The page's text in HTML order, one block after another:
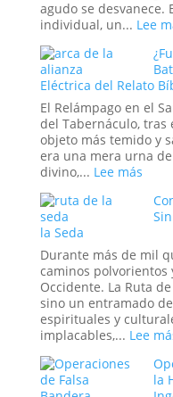
agudo se desvanece.
individual, un... Lee
Eléctrica del Relato
El Relámpago en el
del Tabernáculo, tras
objeto más temido y
era una mera urna
divino,... Lee más:
Arca
la
una
La
del
la Seda
Durante más de mil
caminos
Occidente. La Ruta
sino un entramado
espirituales y
implacables,... Lee
la